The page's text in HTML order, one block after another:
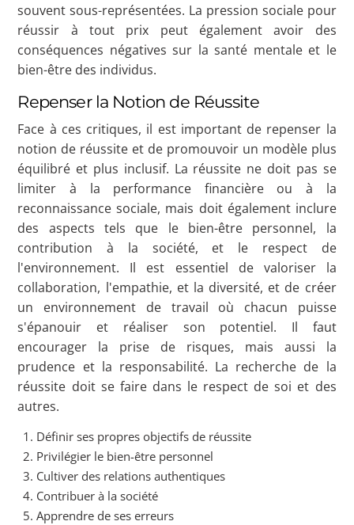
souvent sous-représentées. La pression sociale pour
réussir à tout prix peut également avoir des
conséquences négatives sur la santé mentale et le
bien-être des individus.
Repenser la Notion de Réussite
Face à ces critiques, il est important de repenser la
notion de réussite et de promouvoir un modèle plus
équilibré et plus inclusif. La réussite ne doit pas se
limiter à la performance financière ou à la
reconnaissance sociale, mais doit également inclure
des aspects tels que le bien-être personnel, la
contribution à la société, et le respect de
l'environnement. Il est essentiel de valoriser la
collaboration, l'empathie, et la diversité, et de créer
un environnement de travail où chacun puisse
s'épanouir et réaliser son potentiel. Il faut
encourager la prise de risques, mais aussi la
prudence et la responsabilité. La recherche de la
réussite doit se faire dans le respect de soi et des
autres.
Définir ses propres objectifs de réussite
Privilégier le bien-être personnel
Cultiver des relations authentiques
Contribuer à la société
Apprendre de ses erreurs